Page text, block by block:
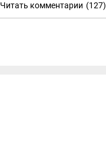
Читать комментарии (127)